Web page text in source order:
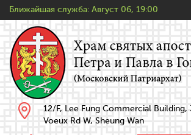
Ближайшая служба: Август 06, 19:00
12/F, Lee Fung Commercial Building,
Voeux Rd W, Sheung Wan